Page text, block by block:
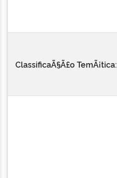
ClassificaÃ§Ã£o TemÃ¡tica: